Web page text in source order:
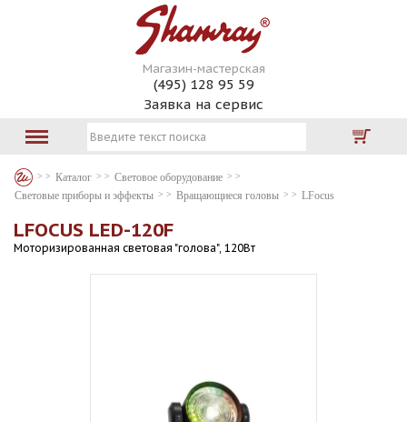
Магазин-мастерская
(495) 128 95 59
Заявка на сервис
Каталог
Световое оборудование
Световые приборы и эффекты
Вращающиеся головы LFocus
LFOCUS LED-120F
Моторизированная световая "голова", 120Вт